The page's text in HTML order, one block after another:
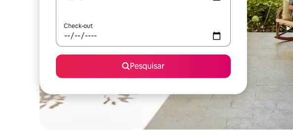
Check-out
Pesquisar